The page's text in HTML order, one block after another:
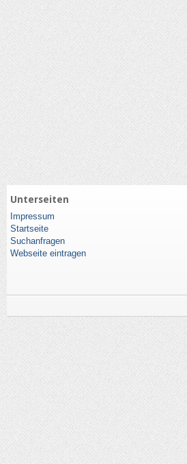
Unterseiten
Impressum
Startseite
Suchanfragen
Webseite eintragen